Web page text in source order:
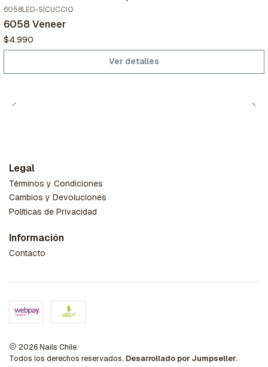
No disponible
6058LED-S CUCCIO
6058 Veneer
$4.990
Ver detalles
Legal
Términos y Condiciones
Cambios y Devoluciones
Políticas de Privacidad
Información
Contacto
2026 Nails Chile.
Todos los derechos reservados. Desarrollado por Jumpseller.